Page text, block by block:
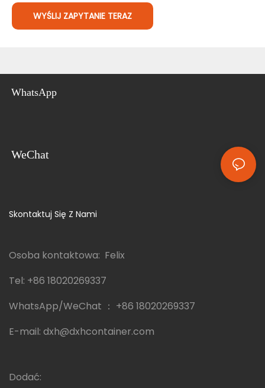
WYŚLIJ ZAPYTANIE TERAZ
WhatsApp
WeChat
Skontaktuj Się Z Nami
Osoba kontaktowa: Felix
Tel: +86 18020269337
WhatsApp/WeChat ： +86 18020269337
E-mail: dxh@dxhcontainer.com
Dodać: